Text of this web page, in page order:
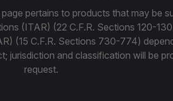
pertains to products that may be
(ITAR) (22 C.F.R. Sections 120-
(15 C.F.R. Sections 730-774)
jurisdiction and classification will be
request.